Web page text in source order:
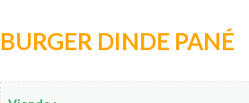
BURGER DINDE PANÉ